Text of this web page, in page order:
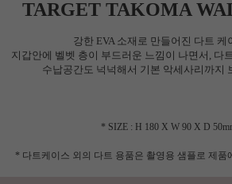
TARGET TAKOMA
강한 EVA 소재로 만들어진 다트 케
지갑안에 벨벳 층이 부드러운 느낌이 나면서, 다
수납공간도 넉넉해서 기본 악세사리까지
* SIZE : H 180 X W 90 X D
* 다트케이스 외의 다트 용품은 촬영용 샘플로 제품